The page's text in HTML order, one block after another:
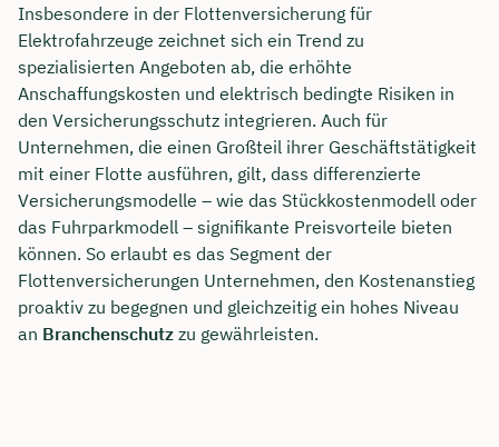
Insbesondere in der Flottenversicherung für
Elektrofahrzeuge zeichnet sich ein Trend zu
spezialisierten Angeboten ab, die erhöhte
Anschaffungskosten und elektrisch bedingte Risiken in
den Versicherungsschutz integrieren. Auch für
Unternehmen, die einen Großteil ihrer Geschäftstätigkeit
mit einer Flotte ausführen, gilt, dass differenzierte
Versicherungsmodelle – wie das Stückkostenmodell oder
das Fuhrparkmodell – signifikante Preisvorteile bieten
können. So erlaubt es das Segment der
Flottenversicherungen Unternehmen, den Kostenanstieg
proaktiv zu begegnen und gleichzeitig ein hohes Niveau
an Branchenschutz zu gewährleisten.